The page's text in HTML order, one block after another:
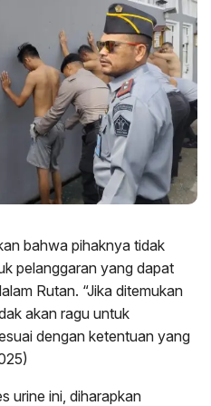
bahwa pihaknya tidak
pelanggaran yang dapat
Rutan. “Jika ditemukan
akan ragu untuk
dengan ketentuan yang
urine ini, diharapkan